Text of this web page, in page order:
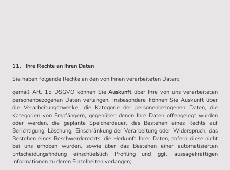
11. Ihre Rechte an Ihren Daten
Sie haben folgende Rechte an den von Ihnen verarbeiteten Daten:
gemäß Art. 15 DSGVO können SieAuskunftüber Ihre von uns verarbeiteten
personenbezogenen Daten verlangen. Insbesondere können Sie Auskunft über
die Verarbeitungszwecke, die Kategorie der personenbezogenen Daten, die
Kategorien von Empfängern, gegenüber denen Ihre Daten offengelegt wurden
oder werden, die geplante Speicherdauer, das Bestehen eines Rechts auf
Berichtigung, Löschung, Einschränkung der Verarbeitung oder Widerspruch, das
Bestehen eines Beschwerderechts, die Herkunft Ihrer Daten, sofern diese nicht
bei uns erhoben wurden, sowie über das Bestehen einer automatisierten
Entscheidungsfindung einschließlich Profiling und ggf. aussagekräftigen
Informationen zu deren Einzelheiten verlangen;